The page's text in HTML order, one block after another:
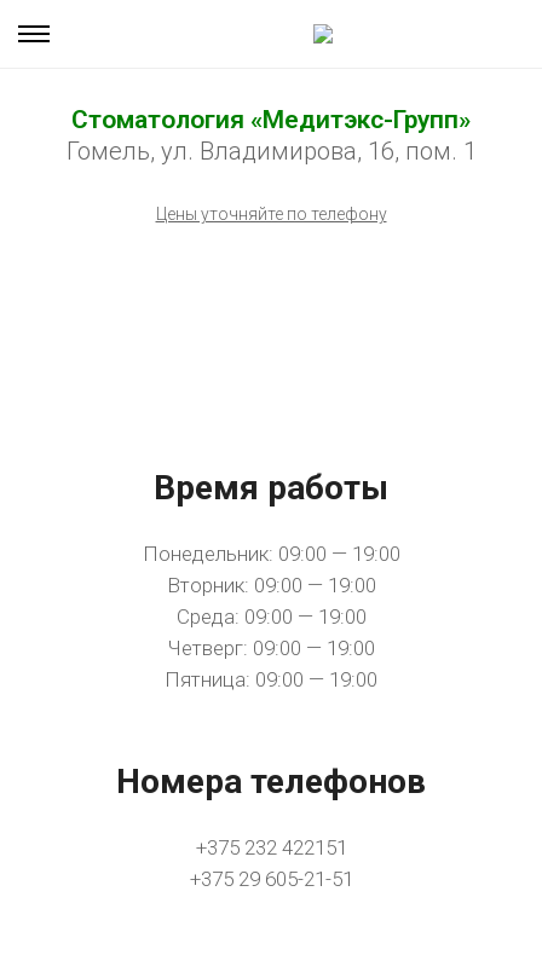
Стоматология «Медитэкс-Групп»
Гомель, ул. Владимирова, 16, пом. 1
Цены уточняйте по телефону
Время работы
Понедельник: 09:00 — 19:00
Вторник: 09:00 — 19:00
Среда: 09:00 — 19:00
Четверг: 09:00 — 19:00
Пятница: 09:00 — 19:00
Номера телефонов
+375 232 422151
+375 29 605-21-51